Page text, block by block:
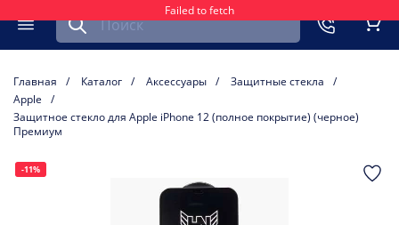
Failed to fetch
Меню
Найти запчасть для мобильного устройства
Главная Каталог Аксессуары
Защитные стекла
Apple
Защитное стекло для Apple iPhone 12 (полное покрытие) (черное)
Премиум
-11%